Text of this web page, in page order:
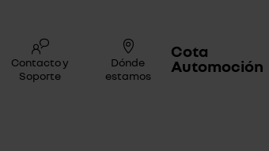
Contacto y
Soporte
Dónde
estamos
Cota
Automoción